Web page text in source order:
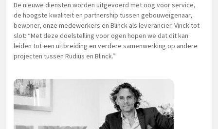
De nieuwe diensten worden uitgevoerd met oog voor service,
de hoogste kwaliteit en partnership tussen gebouweigenaar,
bewoner, onze medewerkers en Blinck als leverancier. Vinck tot
slot: “Met deze doelstelling voor ogen hopen we dat dit kan
leiden tot een uitbreiding en verdere samenwerking op andere
projecten tussen Rudius en Blinck.”